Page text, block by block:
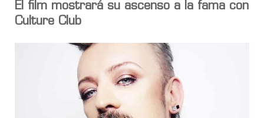
El film mostrará su ascenso a la fama con
Culture Club